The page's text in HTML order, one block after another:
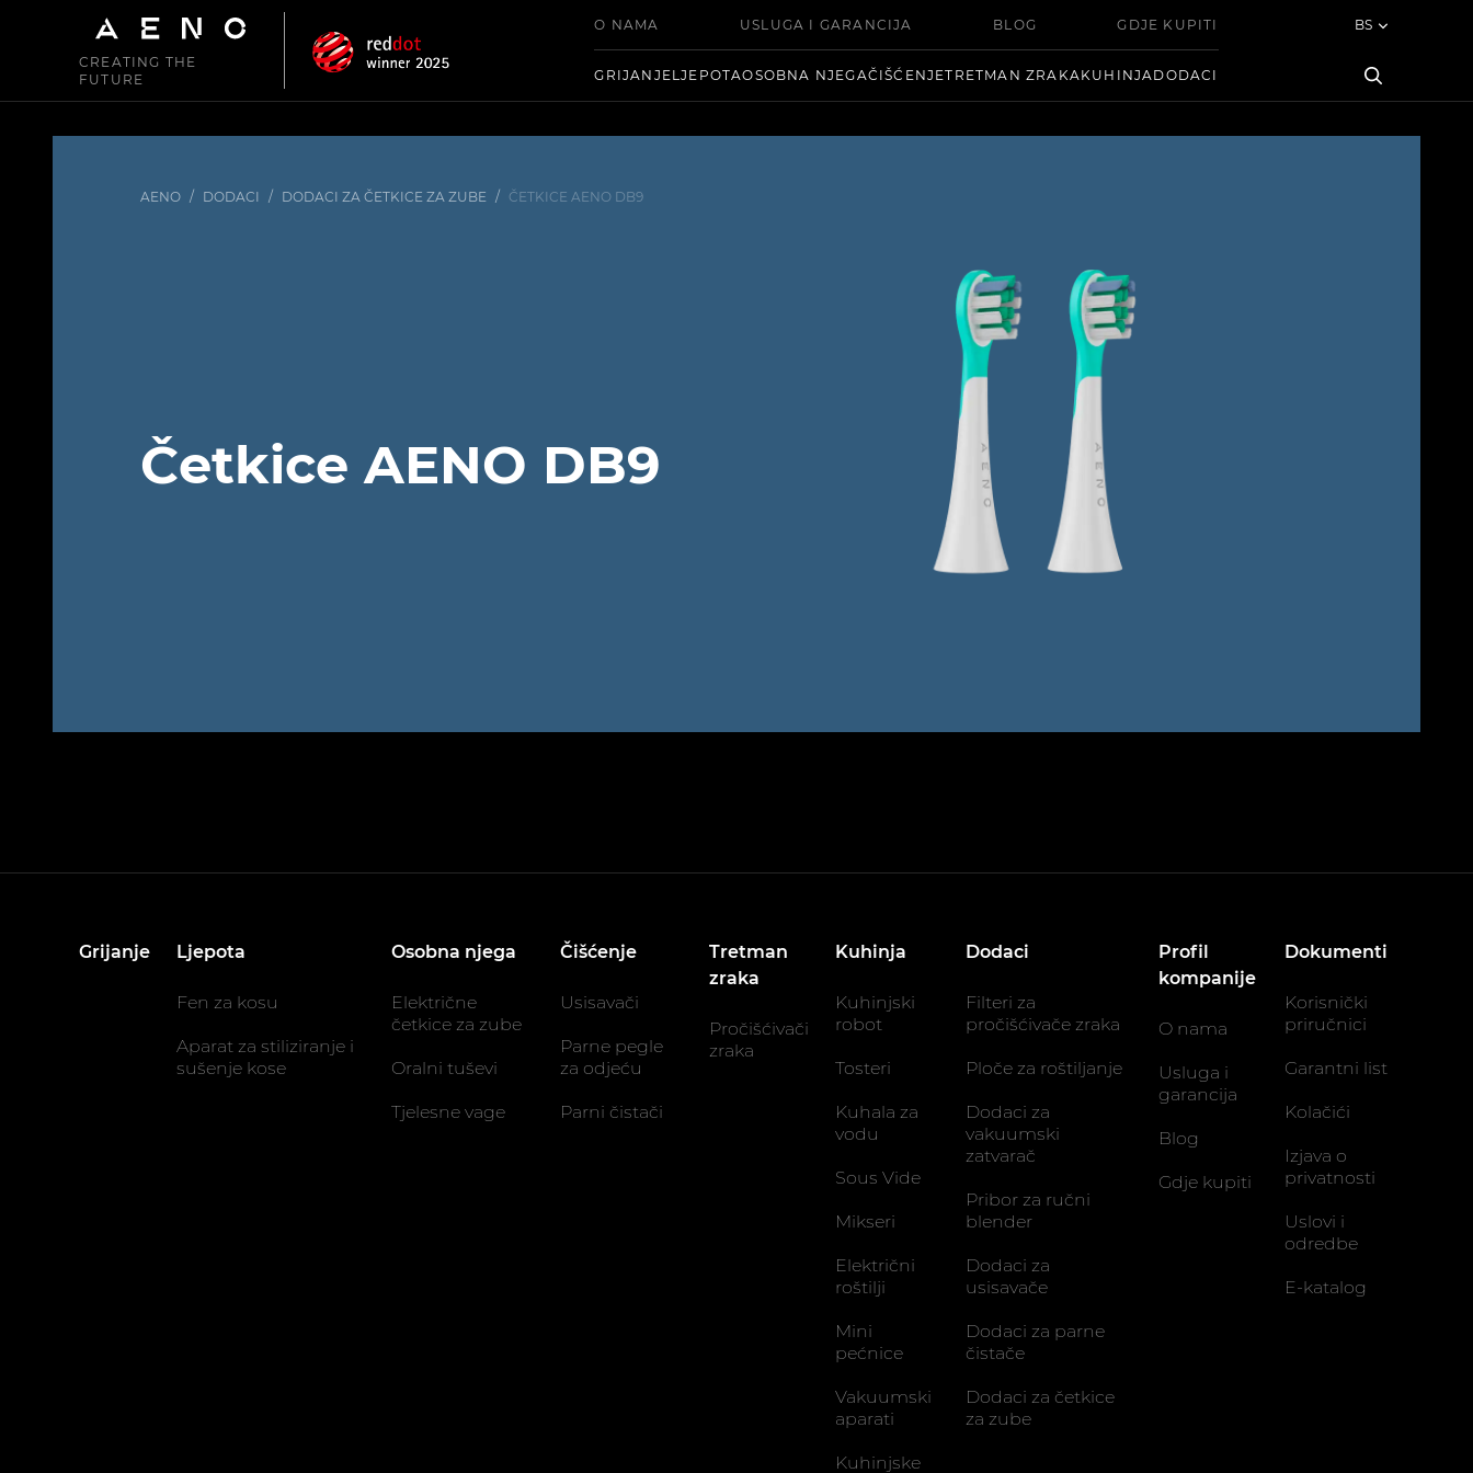
CREATING THE
FUTURE
O NAMA USLUGA I GARANCIJA BLOG GDJE KUPITI
GRIJANJELJEPOTAOSOBNA NJEGAČIŠĆENJETRETMAN ZRAKAKUHINJADODACI
BS
AENO / DODACI / DODACI ZA ČETKICE ZA ZUBE / ČETKICE AENO DB9
Četkice AENO DB9
Grijanje Ljepota
Fen za kosu
Aparat za stiliziranje i
sušenje kose
Osobna njega
Električne
četkice za zube
Oralni tuševi
Tjelesne vage
Čišćenje
Usisavači
Parne pegle
za odjeću
Parni čistači
Tretman
zraka
Pročišćivači
zraka
Kuhinja
Kuhinjski
robot
Tosteri
Kuhala za
vodu
Sous Vide
Mikseri
Električni
roštilji
Mini
pećnice
Vakuumski
aparati
Kuhinjske
Dodaci
Filteri za
pročišćivače zraka
Ploče za roštiljanje
Dodaci za
vakuumski
zatvarač
Pribor za ručni
blender
Dodaci za
usisavače
Dodaci za parne
čistače
Dodaci za četkice
za zube
Profil
kompanije
O nama
Usluga i
garancija
Blog
Gdje kupiti
Dokumenti
Korisnički
priručnici
Garantni list
Kolačići
Izjava o
privatnosti
Uslovi i
odredbe
E-katalog